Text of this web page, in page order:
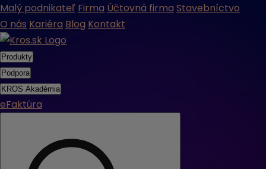
Malý podnikateľ Firma Účtovná firma Stavebníctvo
O nás Kariéra Blog Kontakt
Produkty
Podpora
KROS Akadémia
eFaktúra